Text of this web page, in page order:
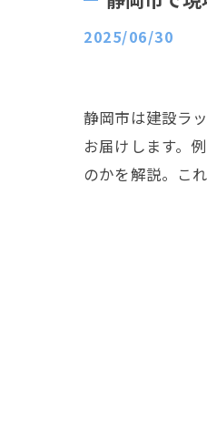
2025/06/30
静岡市は建設ラ
お届けします。
のかを解説。こ